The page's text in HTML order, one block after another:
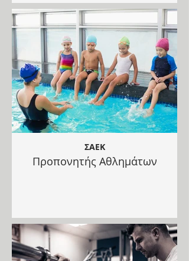
ΣΑΕΚ
Προπονητής Αθλημάτων